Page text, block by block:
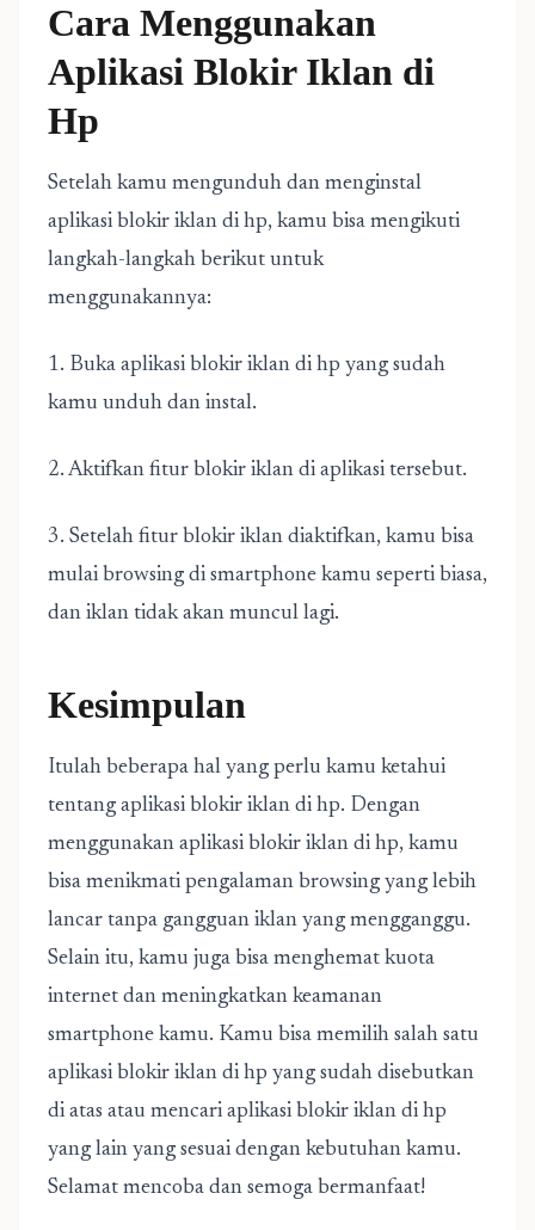
Cara Menggunakan
Aplikasi Blokir Iklan di
Hp
Setelah kamu mengunduh dan menginstal
aplikasi blokir iklan di hp, kamu bisa mengikuti
langkah-langkah berikut untuk
menggunakannya:
1. Buka aplikasi blokir iklan di hp yang sudah
kamu unduh dan instal.
2. Aktifkan fitur blokir iklan di aplikasi tersebut.
3. Setelah fitur blokir iklan diaktifkan, kamu bisa
mulai browsing di smartphone kamu seperti biasa,
dan iklan tidak akan muncul lagi.
Kesimpulan
Itulah beberapa hal yang perlu kamu ketahui
tentang aplikasi blokir iklan di hp. Dengan
menggunakan aplikasi blokir iklan di hp, kamu
bisa menikmati pengalaman browsing yang lebih
lancar tanpa gangguan iklan yang mengganggu.
Selain itu, kamu juga bisa menghemat kuota
internet dan meningkatkan keamanan
smartphone kamu. Kamu bisa memilih salah satu
aplikasi blokir iklan di hp yang sudah disebutkan
di atas atau mencari aplikasi blokir iklan di hp
yang lain yang sesuai dengan kebutuhan kamu.
Selamat mencoba dan semoga bermanfaat!